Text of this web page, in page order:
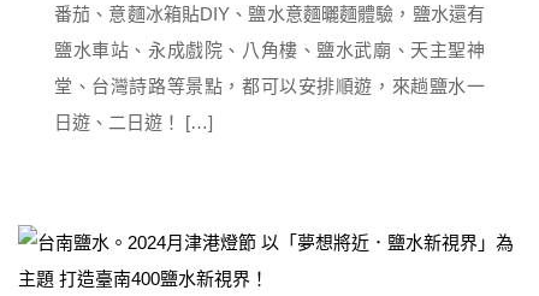
番茄、意麵冰箱貼DIY、鹽水意麵曬麵體驗，鹽水還有
鹽水車站、永成戲院、八角樓、鹽水武廟、天主聖神
堂、台灣詩路等景點，都可以安排順遊，來趟鹽水一
日遊、二日遊！ […]